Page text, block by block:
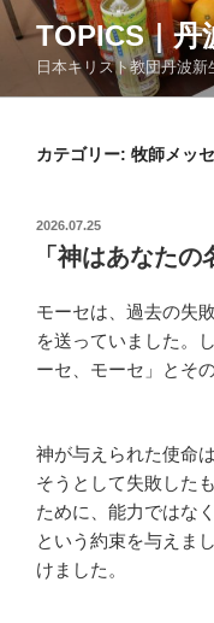
コ
ン
ン
TOPICS｜丹
日本キリスト教団丹波
カテゴリー: 牧師メッ
投
2026.07.25
「神はあなたの
モーセは、過去の失
を送っていました。
ーセ、モーセ」とそ
神が与えられた使命
そうとして失敗した
ために、能力ではな
という約束を与えま
けました。